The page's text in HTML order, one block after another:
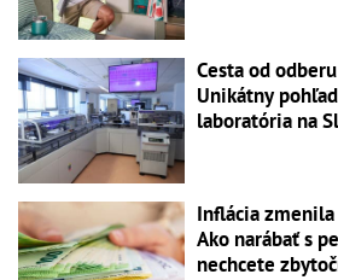
Cesta od
Unikátny
laboratória na
Inflácia
Ako narábať s
nechcete